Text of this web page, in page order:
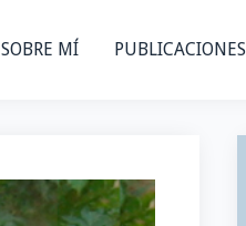
SOBRE MÍ PUBLICACIONES